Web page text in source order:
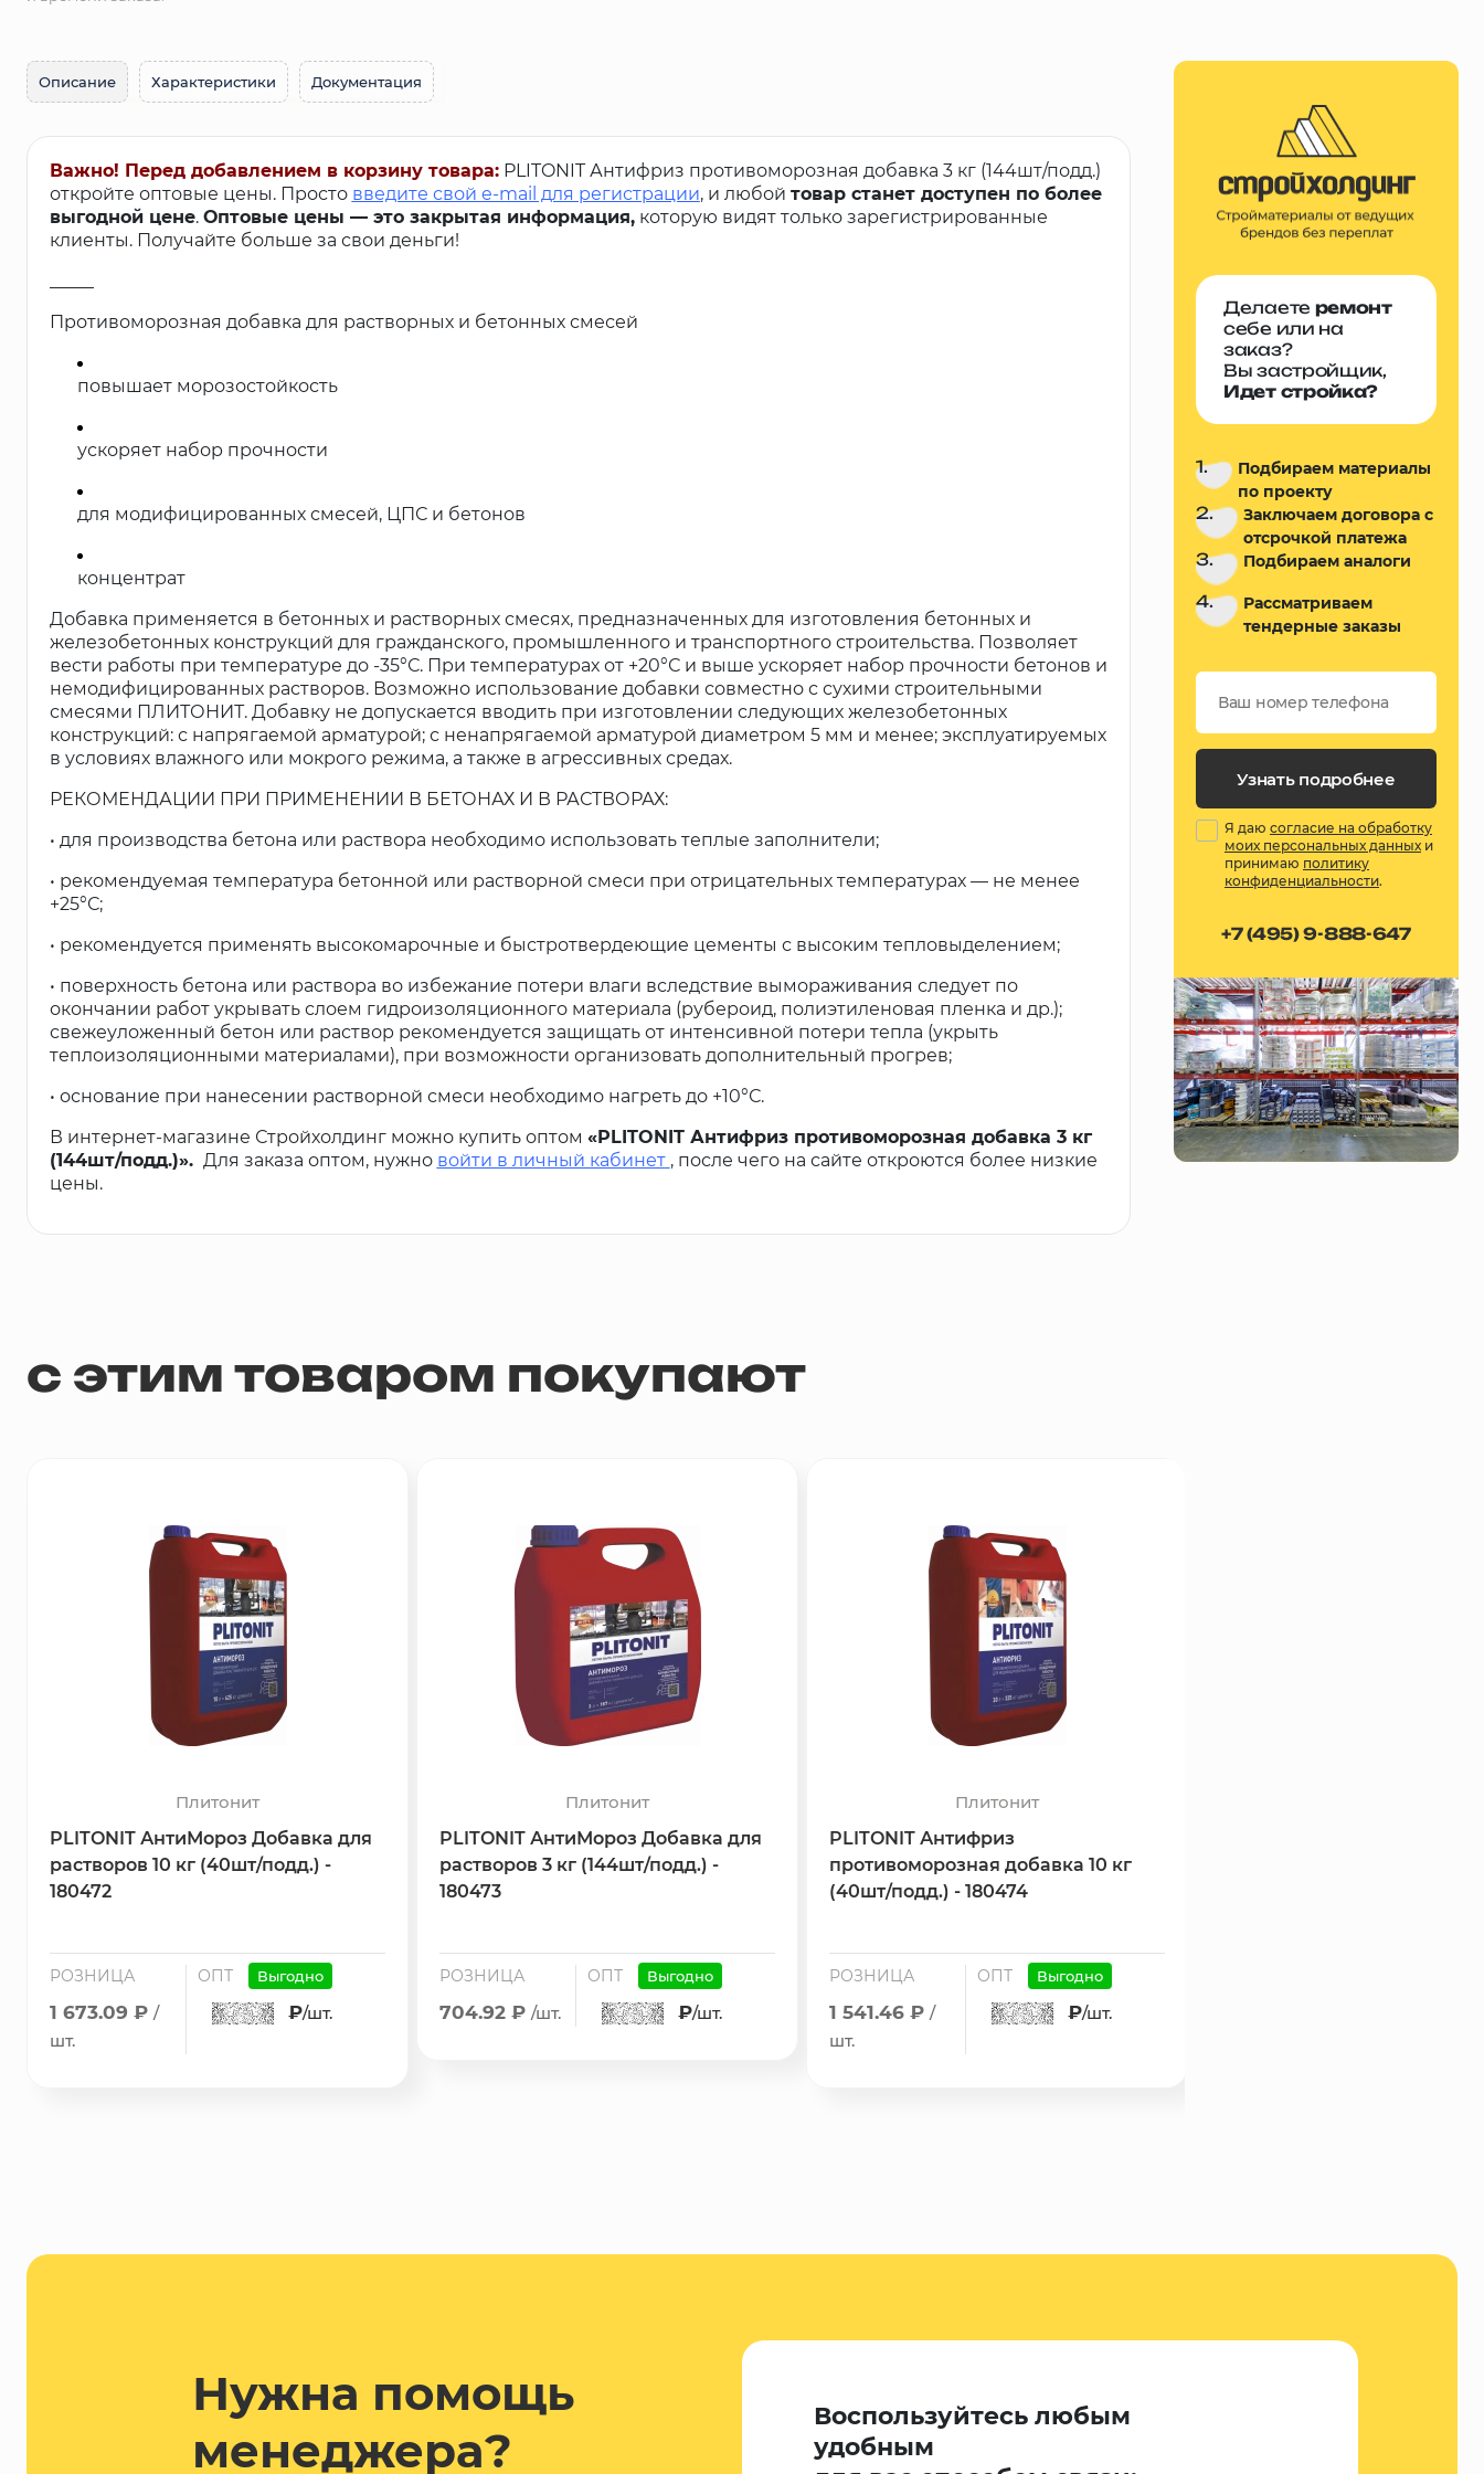
Описание Характеристики Документация
Важно! Перед добавлением в корзину товара: PLITONIT Антифриз противоморозная добавка 3 кг (144шт/подд.)
откройте оптовые цены. Просто введите свой e-mail для регистрации, и любой товар станет доступен по более
выгодной цене. Оптовые цены — это закрытая информация,которую видят только зарегистрированные
клиенты. Получайте больше за свои деньги!
Противоморозная добавка для растворных и бетонных смесей
повышает морозостойкость
ускоряет набор прочности
для модифицированных смесей, ЦПС и бетонов
концентрат
Добавка применяется в бетонных и растворных смесях, предназначенных для изготовления бетонных и
железобетонных конструкций для гражданского, промышленного и транспортного строительства. Позволяет
вести работы при температуре до -35°С. При температурах от +20°С и выше ускоряет набор прочности бетонов и
немодифицированных растворов. Возможно использование добавки совместно с сухими строительными
смесями ПЛИТОНИТ. Добавку не допускается вводить при изготовлении следующих железобетонных
конструкций: с напрягаемой арматурой; с ненапрягаемой арматурой диаметром 5 мм и менее; эксплуатируемых
в условиях влажного или мокрого режима, а также в агрессивных средах.
РЕКОМЕНДАЦИИ ПРИ ПРИМЕНЕНИИ В БЕТОНАХ И В РАСТВОРАХ:
• для производства бетона или раствора необходимо использовать теплые заполнители;
• рекомендуемая температура бетонной или растворной смеси при отрицательных температурах — не менее
+25°С;
• рекомендуется применять высокомарочные и быстротвердеющие цементы с высоким тепловыделением;
• поверхность бетона или раствора во избежание потери влаги вследствие вымораживания следует по
окончании работ укрывать слоем гидроизоляционного материала (рубероид, полиэтиленовая пленка и др.);
свежеуложенный бетон или раствор рекомендуется защищать от интенсивной потери тепла (укрыть
теплоизоляционными материалами), при возможности организовать дополнительный прогрев;
• основание при нанесении растворной смеси необходимо нагреть до +10°С.
В интернет-магазине Стройхолдинг можно купить оптом «PLITONIT Антифриз противоморозная добавка 3 кг
(144шт/подд.)». Для заказа оптом, нужно войти в личный кабинет , после чего на сайте откроются более низкие
цены.
с этим товаром покупают
Плитонит
PLITONIT АнтиМороз Добавка для
растворов 10 кг (40шт/подд.) -
180472
РОЗНИЦА
1 673.09 ₽ /
шт.
ОПТ Выгодно
₽/шт.
Плитонит
PLITONIT АнтиМороз Добавка для
растворов 3 кг (144шт/подд.) -
180473
РОЗНИЦА
704.92 ₽ /шт.
ОПТ Выгодно
₽/шт.
Плитонит
PLITONIT Антифриз
противоморозная добавка 10 кг
(40шт/подд.) - 180474
РОЗНИЦА
1 541.46 ₽ /
шт.
ОПТ Выгодно
₽/шт.
Делаете ремонт
себе или на
заказ?
Вы застройщик,
Идет стройка?
1.
Подбираем материалы
по проекту
2.
Заключаем договора с
отсрочкой платежа
3. Подбираем аналоги
4.
Рассматриваем
тендерные заказы
Узнать подробнее
Я даю согласие на обработку
моих персональных данных и
принимаю политику
конфиденциальности.
+7 (495) 9-888-647
Нужна помощь
менеджера?
Воспользуйтесь любым
удобным